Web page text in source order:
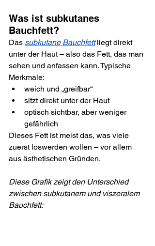
Was ist subkutanes
Bauchfett?
Das subkutane Bauchfett liegt direkt
unter der Haut – also das Fett, das man
sehen und anfassen kann. Typische
Merkmale:
weich und „greifbar“
sitzt direkt unter der Haut
optisch sichtbar, aber weniger
gefährlich
Dieses Fett ist meist das, was viele
zuerst loswerden wollen – vor allem
aus ästhetischen Gründen.
Diese Grafik zeigt den Unterschied
zwischen subkutanem und viszeralem
Bauchfett: